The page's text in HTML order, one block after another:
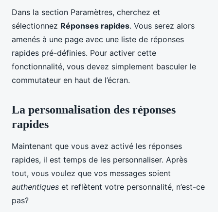
Dans la section Paramètres, cherchez et
sélectionnez Réponses rapides. Vous serez alors
amenés à une page avec une liste de réponses
rapides pré-définies. Pour activer cette
fonctionnalité, vous devez simplement basculer le
commutateur en haut de l’écran.
La personnalisation des réponses
rapides
Maintenant que vous avez activé les réponses
rapides, il est temps de les personnaliser. Après
tout, vous voulez que vos messages soient
authentiques et reflètent votre personnalité, n’est-ce
pas?